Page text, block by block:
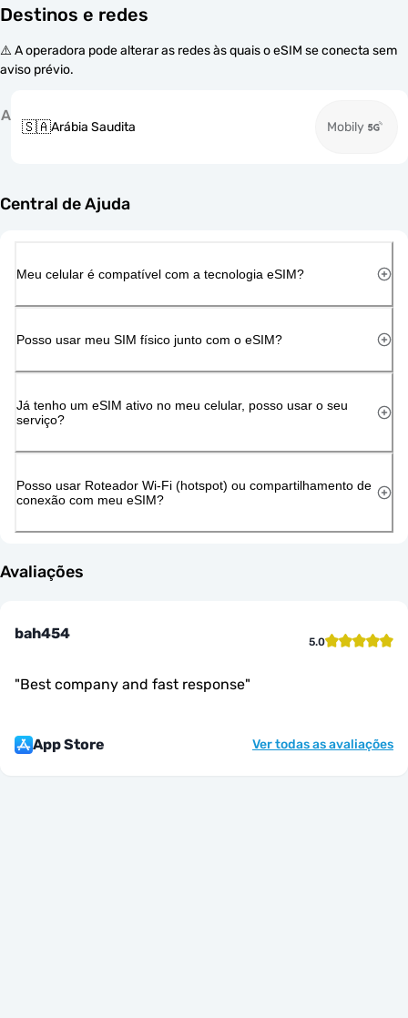
Destinos e redes
⚠️ A operadora pode alterar as redes às quais o eSIM se conecta sem
aviso prévio.
A
🇸🇦Arábia Saudita Mobily
Central de Ajuda
Meu celular é compatível com a tecnologia eSIM?
Posso usar meu SIM físico junto com o eSIM?
Já tenho um eSIM ativo no meu celular, posso usar o seu
serviço?
Posso usar Roteador Wi-Fi (hotspot) ou compartilhamento de
conexão com meu eSIM?
Avaliações
bah454 5.0
"Best company and fast response"
App Store Ver todas as avaliações